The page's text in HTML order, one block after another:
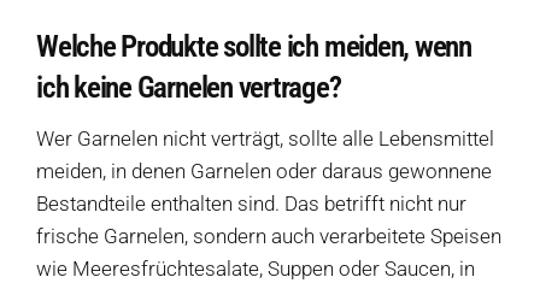
Welche Produkte sollte ich meiden, wenn
ich keine Garnelen vertrage?
Wer Garnelen nicht verträgt, sollte alle Lebensmittel
meiden, in denen Garnelen oder daraus gewonnene
Bestandteile enthalten sind. Das betrifft nicht nur
frische Garnelen, sondern auch verarbeitete Speisen
wie Meeresfrüchtesalate, Suppen oder Saucen, in